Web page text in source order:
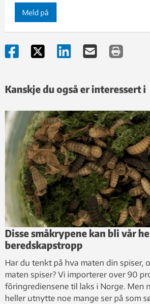
Meld på
Kanskje du også er interessert i
Disse småkrypene kan bli vår
beredskapstropp
Har du tenkt på hva maten din spiser,
maten spiser? Vi importerer over 90
fôringrediensene til laks i Norge. Men
heller utnytte noe mange ser på som